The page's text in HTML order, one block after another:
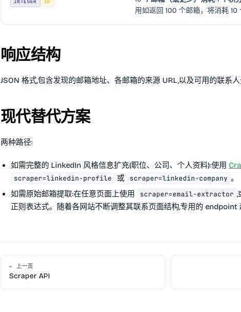
用如返回 100 个邮箱，将消耗 10
响应结构
JSON 格式,包含发现的邮箱地址、各邮箱的来源 URL,以及可用的联系人
现代替代方案
两种路径:
如需完整的 LinkedIn 风格信息扩充(职位、公司、个人资料):使用
scraper=linkedin-profile 或 scraper=linkedin-company 。
如需原始邮箱提取:在任意页面上使用
scraper=email-extractor ,
正则表达式。随着各网站不断调整其联系页面结构,专用的 endpoint
← 上一页
Scraper API